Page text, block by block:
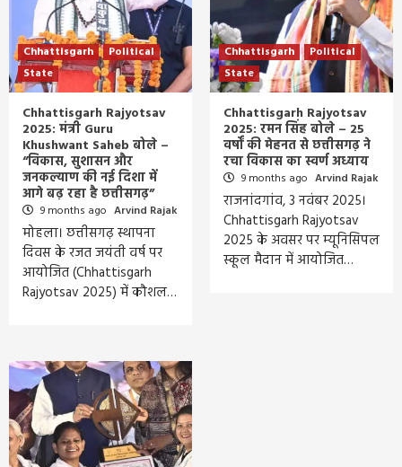
Chhattisgarh
Political
State
Chhattisgarh Rajyotsav
2025: मंत्री Guru
Khushwant Saheb बोले –
“विकास, सुशासन और
जनकल्याण की नई दिशा में
आगे बढ़ रहा है छत्तीसगढ़”
9 months ago Arvind Rajak
मोहला। छत्तीसगढ़ स्थापना
दिवस के रजत जयंती वर्ष पर
आयोजित (Chhattisgarh
Rajyotsav 2025) में कौशल…
Chhattisgarh
Political
State
Chhattisgarh Rajyotsav
2025: रमन सिंह बोले – 25
वर्षों की मेहनत से छत्तीसगढ़ ने
रचा विकास का स्वर्ण अध्याय
9 months ago Arvind Rajak
राजनांदगांव, 3 नवंबर 2025।
Chhattisgarh Rajyotsav
2025 के अवसर पर म्यूनिसिपल
स्कूल मैदान में आयोजित…